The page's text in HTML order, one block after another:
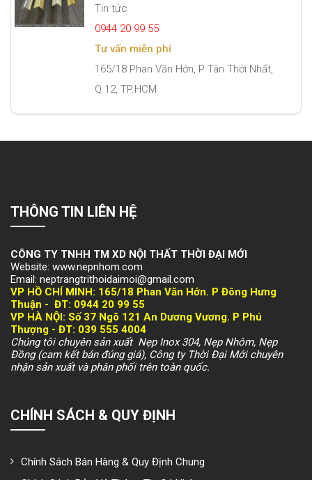
Tin tức
0944 20 99 55
Tư vấn miễn phí
165/18 Phan Văn Hớn, P Tân Thới Nhất,
Q 12, TP.HCM
THÔNG TIN LIÊN HỆ
CÔNG TY TNHH TM XD NỘI THẤT THỜI ĐẠI MỚI
Website: www.nepnhom.com
Email: neptrangtrithoidaimoi@gmail.com
VP HỒ CHÍ MINH: 165/18 Phan Văn Hớn. P Đông Hưng
Thuận - ĐT: 0944 20 99 55
VP HÀ NỘI: Số 37 Ngõ 121 An Dương Vương. P Phú
Thượng - ĐT: 039 555 4004
Chúng tôi chuyên sản xuất Nẹp Inox 304, Nẹp Nhôm, Nẹp
Đồng (cam kết bán đúng giá), Công ty Thời Đại Mới chuyên
nhận sản xuất và phân phối trên toàn quốc.
CHÍNH SÁCH & QUY ĐỊNH
Chính Sách Bán Hàng & Quy Định Chung